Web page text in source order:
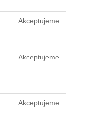
Akceptujeme
Akceptujeme
Akceptujeme